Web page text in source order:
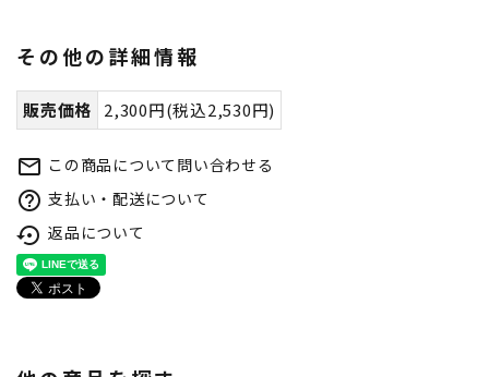
その他の詳細情報
販売価格 2,300円(税込2,530円)
mail_outline この商品について問い合わせる
help_outline 支払い・配送について
settings_backup_restore 返品について